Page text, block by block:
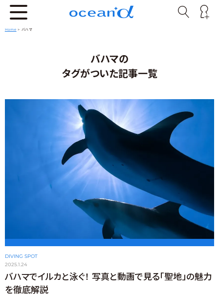
Home > バハマ
バハマの
タグがついた記事一覧
DIVING SPOT
2025.1.24
バハマでイルカと泳ぐ！ 写真と動画で見る「聖地」の魅力
を徹底解説